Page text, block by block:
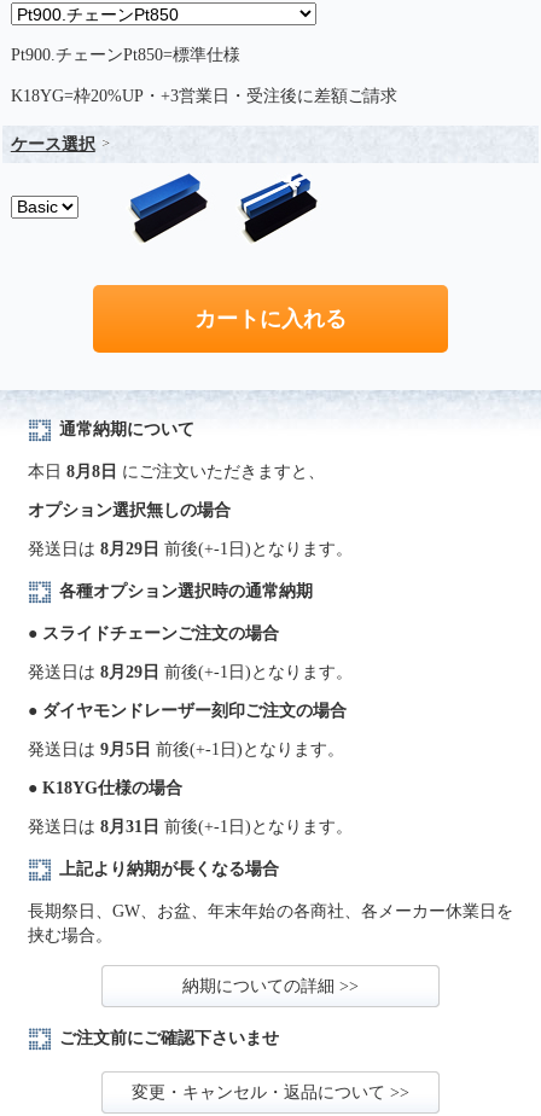
Pt900.チェーンPt850=標準仕様
K18YG=枠20%UP・+3営業日・受注後に差額ご請求
ケース選択
通常納期について
本日 8月8日 にご注文いただきますと、
オプション選択無しの場合
発送日は 8月29日 前後(+-1日)となります。
各種オプション選択時の通常納期
● スライドチェーンご注文の場合
発送日は 8月29日 前後(+-1日)となります。
● ダイヤモンドレーザー刻印ご注文の場合
発送日は 9月5日 前後(+-1日)となります。
● K18YG仕様の場合
発送日は 8月31日 前後(+-1日)となります。
上記より納期が長くなる場合
長期祭日、GW、お盆、年末年始の各商社、各メーカー休業日を
挟む場合。
納期についての詳細 >>
ご注文前にご確認下さいませ
変更・キャンセル・返品について >>